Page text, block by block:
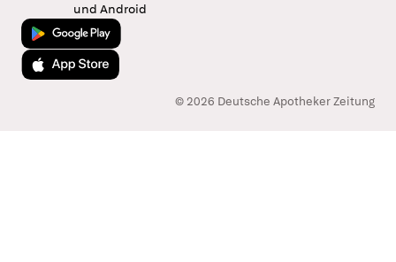
und Android
Jetzt bei Google Play
Laden im App Store
© 2026 Deutsche Apotheker Zeitung